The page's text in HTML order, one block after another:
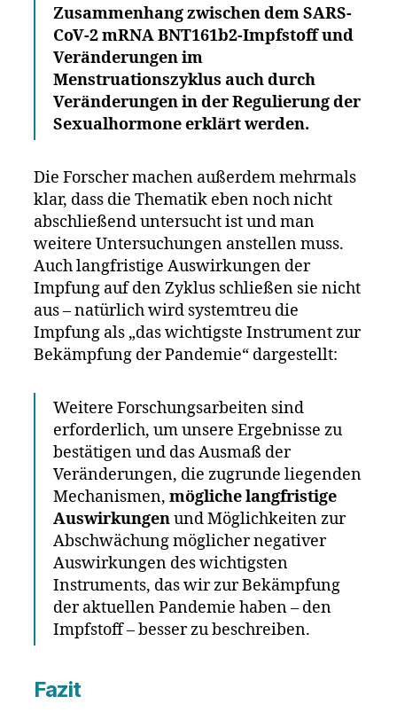
Zusammenhang zwischen dem SARS-
CoV-2 mRNA BNT161b2-Impfstoff und
Veränderungen im
Menstruationszyklus auch durch
Veränderungen in der Regulierung der
Sexualhormone erklärt werden.
Die Forscher machen außerdem mehrmals
klar, dass die Thematik eben noch nicht
abschließend untersucht ist und man
weitere Untersuchungen anstellen muss.
Auch langfristige Auswirkungen der
Impfung auf den Zyklus schließen sie nicht
aus – natürlich wird systemtreu die
Impfung als „das wichtigste Instrument zur
Bekämpfung der Pandemie“ dargestellt:
Weitere Forschungsarbeiten sind
erforderlich, um unsere Ergebnisse zu
bestätigen und das Ausmaß der
Veränderungen, die zugrunde liegenden
Mechanismen, mögliche langfristige
Auswirkungenund Möglichkeiten zur
Abschwächung möglicher negativer
Auswirkungen des wichtigsten
Instruments, das wir zur Bekämpfung
der aktuellen Pandemie haben – den
Impfstoff – besser zu beschreiben.
Fazit